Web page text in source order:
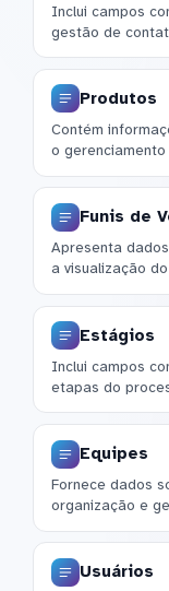
Inclui campos
gestão de
Produtos
Contém
o
Funis de
Apresenta
a visualização
Estágios
Inclui campos
etapas do
Equipes
Fornece dados
organização e
Usuários